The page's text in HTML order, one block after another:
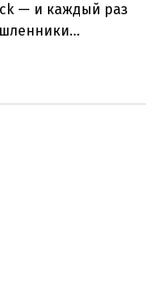
— и каждый раз
оружия в своих